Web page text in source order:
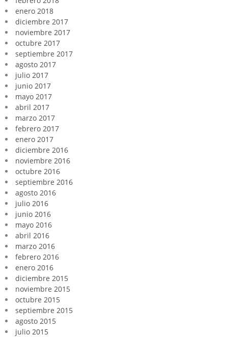
enero 2018
diciembre 2017
noviembre 2017
octubre 2017
septiembre 2017
agosto 2017
julio 2017
junio 2017
mayo 2017
abril 2017
marzo 2017
febrero 2017
enero 2017
diciembre 2016
noviembre 2016
octubre 2016
septiembre 2016
agosto 2016
julio 2016
junio 2016
mayo 2016
abril 2016
marzo 2016
febrero 2016
enero 2016
diciembre 2015
noviembre 2015
octubre 2015
septiembre 2015
agosto 2015
julio 2015